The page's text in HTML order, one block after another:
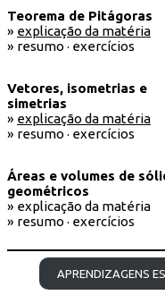
Teorema de Pitágoras
» explicação da matéria
» resumo · exercícios
Vetores, isometrias e
simetrias
» explicação da matéria
» resumo · exercícios
Áreas e volumes de
geométricos
» explicação da matéria
» resumo · exercícios
APRENDIZAGENS